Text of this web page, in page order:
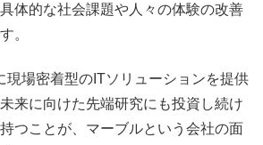
体的な社会課題や人々の体験の改善
。
現場密着型のITソリューションを提供
来に向けた先端研究にも投資し続け
つことが、マーブルという会社の面